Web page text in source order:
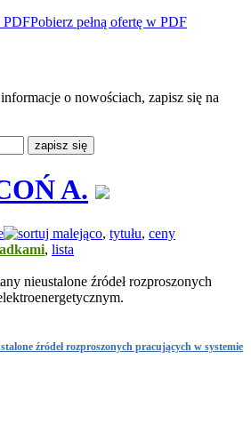
Pobierz pełną ofertę w PDF
o nowościach, zapisz się na
A.
, tytułu, ceny
, lista
źródeł rozproszonych pracujących w systemie